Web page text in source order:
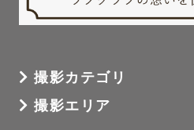
撮影カテゴリ
撮影エリア